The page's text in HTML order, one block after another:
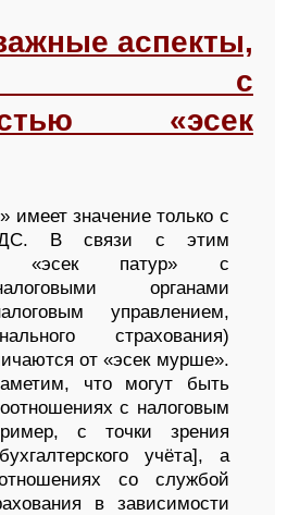
аспекты,
с
«эсек
имеет значение только с
В связи с этим
«эсек патур» с
органами
управлением,
страхования)
от «эсек мурше».
что могут быть
с налоговым
с точки зрения
учёта], а
со службой
в зависимости